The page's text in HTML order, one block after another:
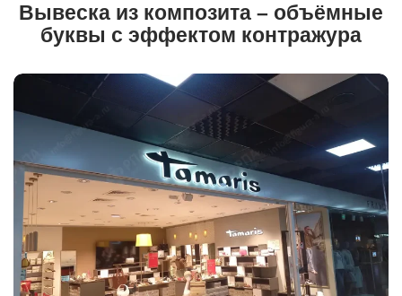
Вывеска из композита – объёмные
буквы с эффектом контражура